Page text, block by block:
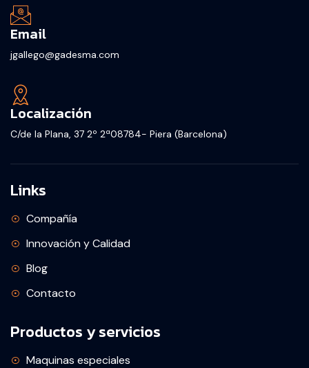
Email
jgallego@gadesma.com
Localización
C/de la Plana, 37 2º 2ª08784- Piera (Barcelona)
Links
Compañía
Innovación y Calidad
Blog
Contacto
Productos y servicios
Maquinas especiales